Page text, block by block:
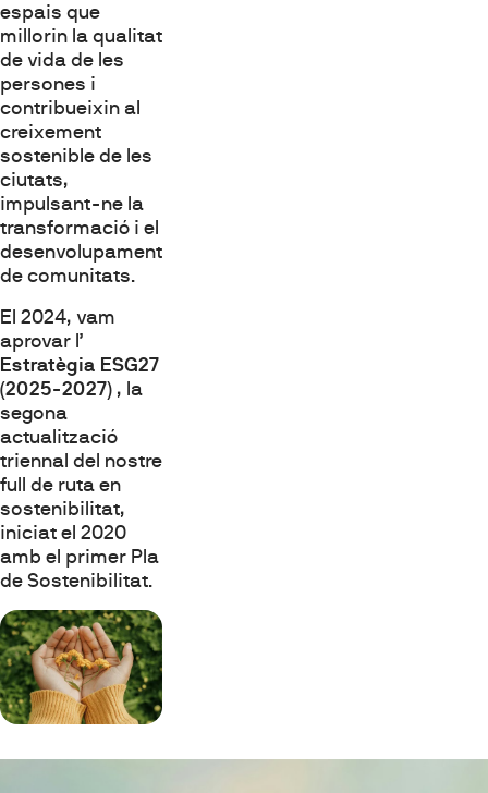
espais que
millorin la qualitat
de vida de les
persones i
contribueixin al
creixement
sostenible de les
ciutats,
impulsant-ne la
transformació i el
desenvolupament
de comunitats.
El 2024, vam
aprovar l’
Estratègia ESG27
(2025-2027) , la
segona
actualització
triennal del nostre
full de ruta en
sostenibilitat,
iniciat el 2020
amb el primer Pla
de Sostenibilitat.